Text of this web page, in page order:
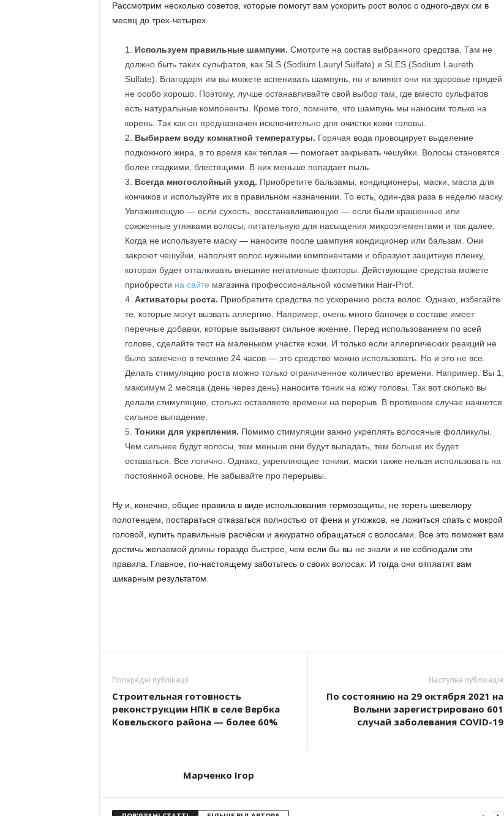
Рассмотрим несколько советов, которые помогут вам ускорить рост волос с одного-двух см в
месяц до трех-четырех.
Используем правильные шампуни. Смотрите на состав выбранного средства. Там не
должно быть таких сульфатов, как SLS (Sodium Lauryl Sulfate) и SLES (Sodium Laureth
Sulfate). Благодаря им вы можете вспенивать шампунь, но и влияют они на здоровье прядей
не особо хорошо. Поэтому, лучше останавливайте свой выбор там, где вместо сульфатов
есть натуральные компоненты. Кроме того, помните, что шампунь мы наносим только на
корень. Так как он предназначен исключительно для очистки кожи головы.
Выбираем воду комнатной температуры. Горячая вода провоцирует выделение
подкожного жира, в то время как теплая — помогает закрывать чешуйки. Волосы становятся
более гладкими, блестящими. В них меньше попадает пыль.
Всегда многослойный уход. Приобретите бальзамы, кондиционеры, маски, масла для
кончиков и используйте их в правильном назначении. То есть, один-два раза в неделю маску.
Увлажняющую — если сухость, восстанавливающую — если были крашенные или
сожженные утяжками волосы, питательную для насыщения микроэлементами и так далее.
Когда не используете маску — наносите после шампуня кондиционер или бальзам. Они
закроют чешуйки, наполнят волос нужными компонентами и образуют защитную пленку,
которая будет отталкивать внешние негативные факторы. Действующие средства можете
приобрести на сайте магазина профессиональной косметики Hair-Prof.
Активаторы роста. Приобретите средства по ускорению роста волос. Однако, избегайте
те, которые могут вызвать аллергию. Например, очень много баночек в составе имеет
перечные добавки, которые вызывают сильное жжение. Перед использованием по всей
голове, сделайте тест на маленьком участке кожи. И только если аллергических реакций не
было замечено в течение 24 часов — это средство можно использовать. Но и это не все.
Делать стимуляцию роста можно только ограниченное количество времени. Например. Вы 1,
максимум 2 месяца (день через день) наносите тоник на кожу головы. Так вот сколько вы
делали стимуляцию, столько оставляете времени на перерыв. В противном случае начнется
сильное выпадение.
Тоники для укрепления. Помимо стимуляции важно укреплять волосяные фолликулы.
Чем сильнее будут волосы, тем меньше они будут выпадать, тем больше их будет
оставаться. Все логично. Однако, укрепляющие тоники, маски также нельзя использовать на
постоянной основе. Не забывайте про перерывы.
Ну и, конечно, общие правила в виде использования термозащиты, не тереть шевелюру
полотенцем, постараться отказаться полностью от фена и утюжков, не ложиться спать с мокрой
головой, купить правильные расчёски и аккуратно обращаться с волосами. Все это поможет вам
достичь желаемой длины гораздо быстрее, чем если бы вы не знали и не соблюдали эти
правила. Главное, по-настоящему заботьтесь о своих волосах. И тогда они отплатят вам
шикарным результатом.
Попередні публікації
Строительная готовность
реконструкции НПК в селе Вербка
Ковельского района — более 60%
Наступна публікація
По состоянию на 29 октября 2021 на
Волыни зарегистрировано 601
случай заболевания COVID-19
Марченко Ігор